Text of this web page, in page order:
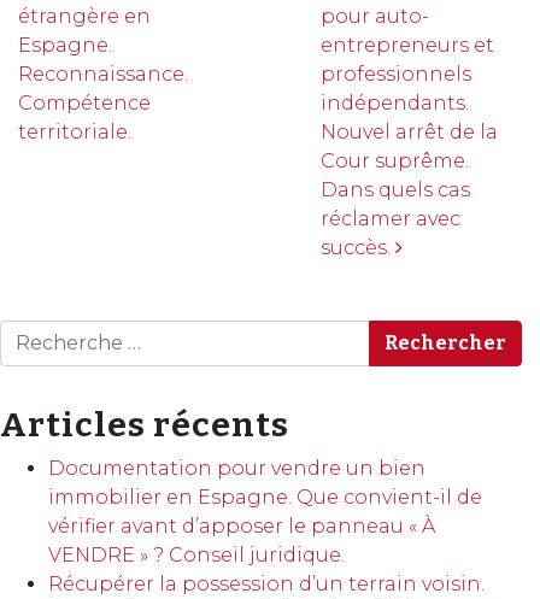
étrangère en
Espagne.
Reconnaissance.
Compétence
territoriale.
pour auto-
entrepreneurs et
professionnels
indépendants.
Nouvel arrêt de la
Cour suprême.
Dans quels cas
réclamer avec
succès.
Rechercher
Articles récents
Documentation pour vendre un bien
immobilier en Espagne. Que convient-il de
vérifier avant d’apposer le panneau « À
VENDRE » ? Conseil juridique.
Récupérer la possession d’un terrain voisin.